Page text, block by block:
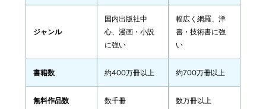
書籍管理の違い
DRM管理の違い
ジャンル
国内出版社中
心、漫画・小説
に強い
幅広く網羅、洋
書・技術書に強
い
書籍数 約400万冊以上 約700万冊以上
無料作品数 数千冊 数万冊以上